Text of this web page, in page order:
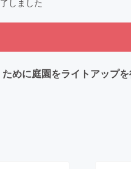
しました
めに庭園をライトアップ